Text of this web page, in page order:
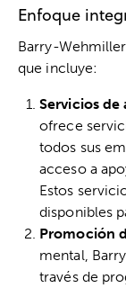
Enfoque
Barry-
que incluye:
Servicios de
ofrece
todos sus
acceso a
Estos
disponibles
Promoción
mental,
través de